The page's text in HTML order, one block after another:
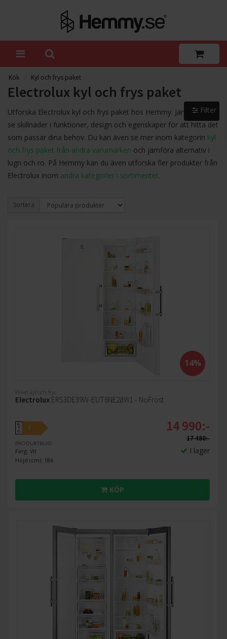
Kök Kyl och frys paket
Electrolux kyl och frys paket
Utforska Electrolux kyl och frys paket hos Hemmy. Jämför och
se skillnader i funktioner, design och egenskaper för att hitta det
som passar dina behov. Du kan även se mer inom kategorin kyl
och frys paket från andra varumärken och jämföra alternativ i
lugn och ro. På Hemmy kan du även utforska fler produkter från
Electrolux inom andra kategorier i sortimentet.
Sortera
14%
Paket kyl och frys
Electrolux ERS3DE39W-EUT6NE28W1 - NoFrost
A
↑
G
E
PRODUKTBLAD
Färg: Vit
Höjd (cm): 186
14 990:-
17 480:-
I lager
KÖP
Filter